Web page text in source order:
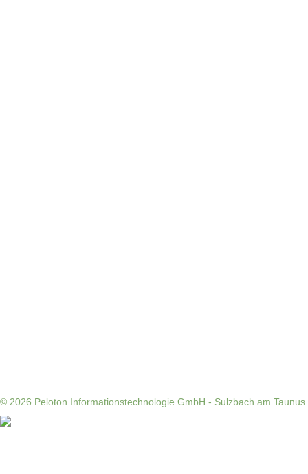
© 2026 Peloton Informationstechnologie GmbH - Sulzbach am Taunus